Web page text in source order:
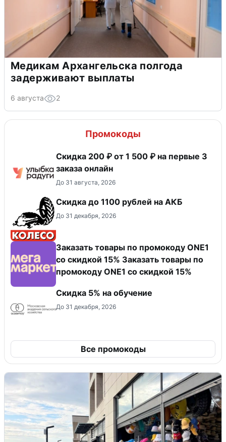
Медикам Архангельска полгода
задерживают выплаты
6 августа 2
Промокоды
Скидка 200 ₽ от 1 500 ₽ на первые 3
заказа онлайн
До 31 августа, 2026
Скидка до 1100 рублей на АКБ
До 31 декабря, 2026
Заказать товары по промокоду ONE1
со скидкой 15% Заказать товары по
промокоду ONE1 со скидкой 15%
Скидка 5% на обучение
До 31 декабря, 2026
Все промокоды